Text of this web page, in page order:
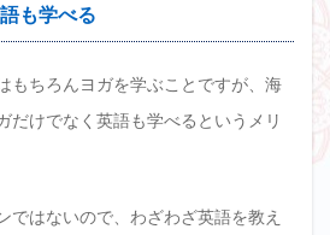
も学べる
もちろんヨガを学ぶことですが、海
だけでなく英語も学べるというメリ
ではないので、わざわざ英語を教え